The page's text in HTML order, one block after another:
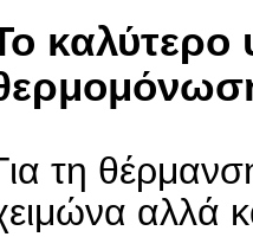
καλύτερο
τη
αλλά